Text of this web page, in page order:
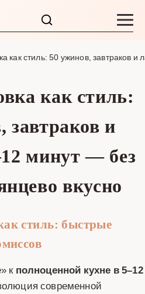
как стиль: 50 ужинов, завтраков
как стиль:
завтраков и
минут — без
вкусно
стиль: быстрые
к полноценной кухне в 5–12
современной